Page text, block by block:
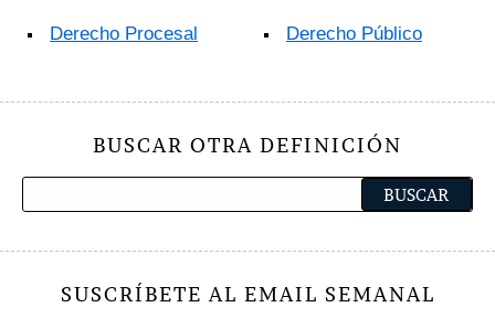
Derecho Procesal Derecho Público
BUSCAR OTRA DEFINICIÓN
SUSCRÍBETE AL EMAIL SEMANAL